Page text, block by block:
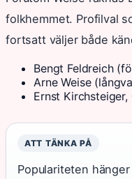
folkhemmet. Profilval
fortsatt väljer både
Bengt Feldreich
Arne Weise
Ernst
ATT TÄNKA PÅ
Populariteten